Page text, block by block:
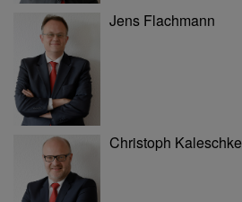
Jens Flachmann
Christoph Kaleschke